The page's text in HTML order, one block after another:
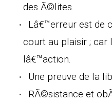
des Ã©lites.
Lâ€™erreur est de
court au plaisir ; car
lâ€™action.
Une preuve de la
RÃ©sistance et